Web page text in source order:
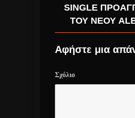
SINGLE
ΤΟΥ ΝΈΟΥ
Αφήστε μια
Σχόλιο